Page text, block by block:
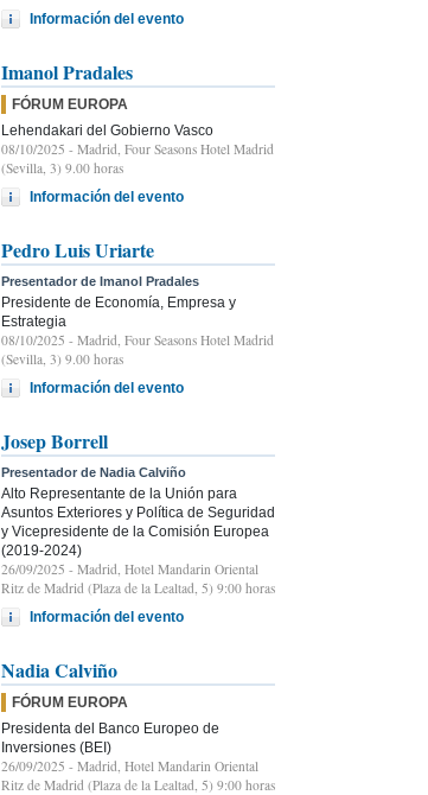
Información del evento
Imanol Pradales
FÓRUM EUROPA
Lehendakari del Gobierno Vasco
08/10/2025 - Madrid, Four Seasons Hotel Madrid
(Sevilla, 3) 9.00 horas
Información del evento
Pedro Luis Uriarte
Presentador de Imanol Pradales
Presidente de Economía, Empresa y
Estrategia
08/10/2025 - Madrid, Four Seasons Hotel Madrid
(Sevilla, 3) 9.00 horas
Información del evento
Josep Borrell
Presentador de Nadia Calviño
Alto Representante de la Unión para
Asuntos Exteriores y Política de Seguridad
y Vicepresidente de la Comisión Europea
(2019-2024)
26/09/2025 - Madrid, Hotel Mandarin Oriental
Ritz de Madrid (Plaza de la Lealtad, 5) 9:00 horas
Información del evento
Nadia Calviño
FÓRUM EUROPA
Presidenta del Banco Europeo de
Inversiones (BEI)
26/09/2025 - Madrid, Hotel Mandarin Oriental
Ritz de Madrid (Plaza de la Lealtad, 5) 9:00 horas